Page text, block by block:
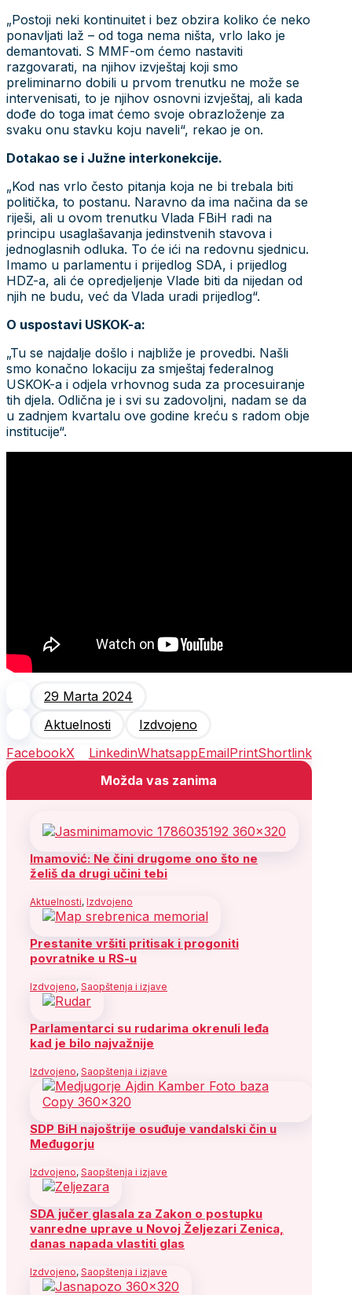
„Postoji neki kontinuitet i bez obzira koliko će neko
ponavljati laž – od toga nema ništa, vrlo lako je
demantovati. S MMF-om ćemo nastaviti
razgovarati, na njihov izvještaj koji smo
preliminarno dobili u prvom trenutku ne može se
intervenisati, to je njihov osnovni izvještaj, ali kada
dođe do toga imat ćemo svoje obrazloženje za
svaku onu stavku koju naveli“, rekao je on.
Dotakao se i Južne interkonekcije.
„Kod nas vrlo često pitanja koja ne bi trebala biti
politička, to postanu. Naravno da ima načina da se
riješi, ali u ovom trenutku Vlada FBiH radi na
principu usaglašavanja jedinstvenih stavova i
jednoglasnih odluka. To će ići na redovnu sjednicu.
Imamo u parlamentu i prijedlog SDA, i prijedlog
HDZ-a, ali će opredjeljenje Vlade biti da nijedan od
njih ne budu, već da Vlada uradi prijedlog“.
O uspostavi USKOK-a:
„Tu se najdalje došlo i najbliže je provedbi. Našli
smo konačno lokaciju za smještaj federalnog
USKOK-a i odjela vrhovnog suda za procesuiranje
tih djela. Odlična je i svi su zadovoljni, nadam se da
u zadnjem kvartalu ove godine kreću s radom obje
institucije“.
29 Marta 2024
Aktuelnosti
Izdvojeno
FacebookX LinkedinWhatsappEmailPrintShortlink
Možda vas zanima
Imamović: Ne čini drugome ono što ne
želiš da drugi učini tebi
Aktuelnosti, Izdvojeno
Prestanite vršiti pritisak i progoniti
povratnike u RS-u
Izdvojeno, Saopštenja i izjave
Parlamentarci su rudarima okrenuli leđa
kad je bilo najvažnije
Izdvojeno, Saopštenja i izjave
SDP BiH najoštrije osuđuje vandalski čin u
Međugorju
Izdvojeno, Saopštenja i izjave
SDA jučer glasala za Zakon o postupku
vanredne uprave u Novoj Željezari Zenica,
danas napada vlastiti glas
Izdvojeno, Saopštenja i izjave